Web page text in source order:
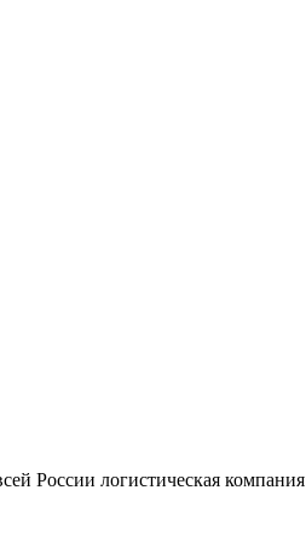
России логистическая компания